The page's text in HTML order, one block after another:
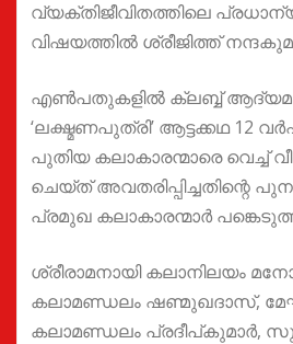
വ്യക്തിജീവിതത്തിലെ
വിഷയത്തിൽ ശ്രീജിത്ത്
എൺപതുകളിൽ ക്ലബ്ബ്
‘ലക്ഷ്മണപുത്രി’ ആട്ടക്കഥ 12
പുതിയ കലാകാരന്മാരെ വെച്ച്
ചെയ്ത് അവതരിപ്പിച്ചതിന്റെ
പ്രമുഖ കലാകാരന്മാർ
ശ്രീരാമനായി കലാനിലയം
കലാമണ്ഡലം ഷണ്മുഖദാസ്,
കലാമണ്ഡലം പ്രദീപ്കുമാർ,